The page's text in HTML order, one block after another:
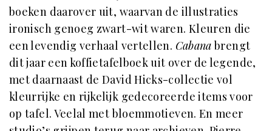
boeken daarover uit, waarvan de illustraties
ironisch genoeg zwart-wit waren. Kleuren die
een levendig verhaal vertellen. Cabanabrengt
dit jaar een koffietafelboek uit over de legende,
met daarnaast de David Hicks-collectie vol
kleurrijke en rijkelijk gedecoreerde items voor
op tafel. Veelal met bloemmotieven. En meer